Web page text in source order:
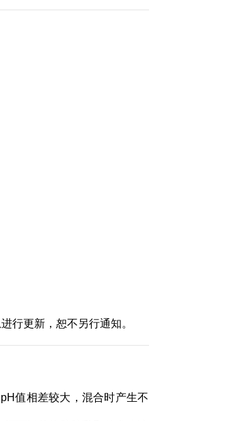
行更新，恕不另行通知。
值相差较大，混合时产生不